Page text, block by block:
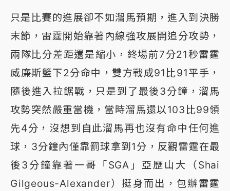
只是比賽的進展卻不如溜馬預期，進入到決勝
末節，雷霆開始靠著內線強攻展開追分攻勢，
兩隊比分差距還是縮小，終場前7分21秒雷霆
威廉斯籃下2分命中，雙方戰成91比91平手，
隨後進入拉鋸戰，只是到了最後3分鐘，溜馬
攻勢突然嚴重當機，當時溜馬還以103比99領
先4分，沒想到自此溜馬再也沒有命中任何進
球，3分鐘內僅靠罰球拿到1分，反觀雷霆在最
後3分鐘靠著一哥「SGA」亞歷山大（Shai
Gilgeous-Alexander）挺身而出，包辦雷霆